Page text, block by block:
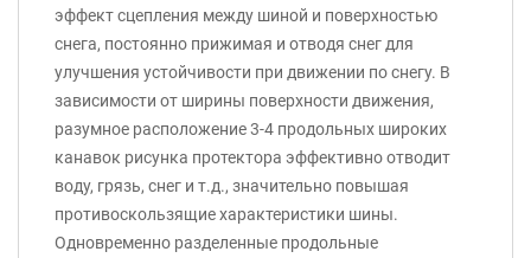
эффект сцепления между шиной и поверхностью
снега, постоянно прижимая и отводя снег для
улучшения устойчивости при движении по снегу. В
зависимости от ширины поверхности движения,
разумное расположение 3-4 продольных широких
канавок рисунка протектора эффективно отводит
воду, грязь, снег и т.д., значительно повышая
противоскользящие характеристики шины.
Одновременно разделенные продольные